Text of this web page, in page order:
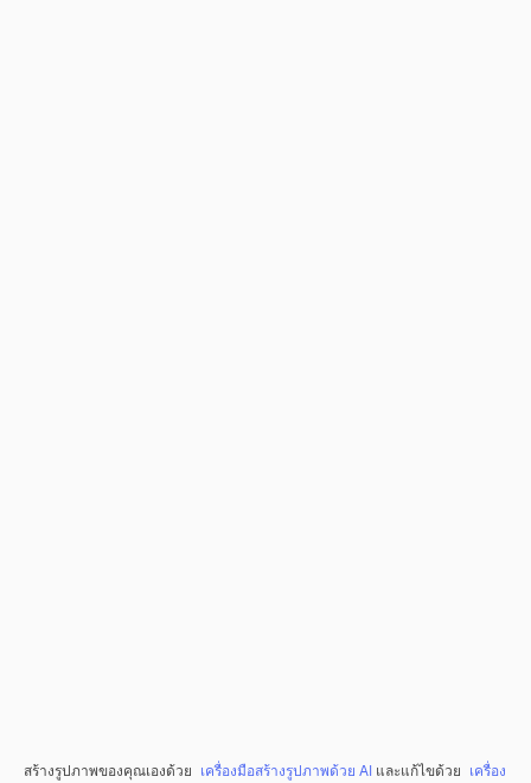
สร้างรูปภาพของคุณเองด้วย เครื่องมือสร้างรูปภาพด้วย AI และแก้ไขด้วย เครื่อง